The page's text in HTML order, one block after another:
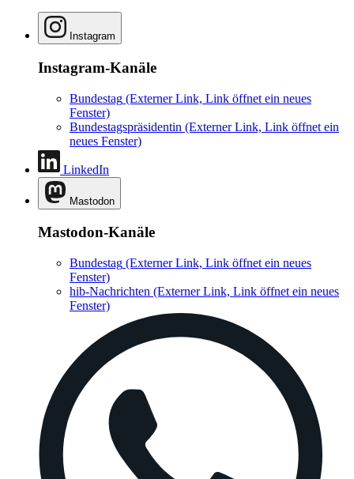
Instagram
Instagram-Kanäle
Bundestag (Externer Link, Link öffnet ein neues
Fenster)
Bundestagspräsidentin (Externer Link, Link öffnet ein
neues Fenster)
LinkedIn
Mastodon
Mastodon-Kanäle
Bundestag (Externer Link, Link öffnet ein neues
Fenster)
hib-Nachrichten (Externer Link, Link öffnet ein neues
Fenster)